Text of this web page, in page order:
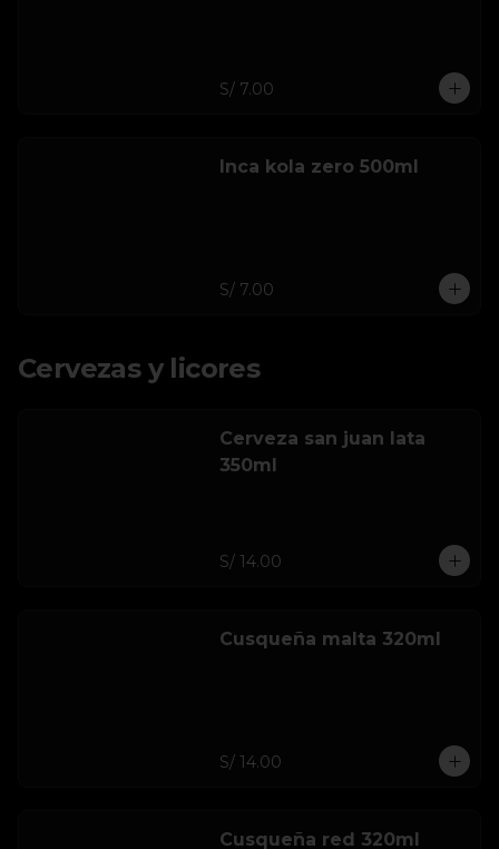
S/ 7.00
Inca kola zero 500ml
S/ 7.00
Cervezas y licores
Cerveza san juan lata
350ml
S/ 14.00
Cusqueña malta 320ml
S/ 14.00
Cusqueña red 320ml